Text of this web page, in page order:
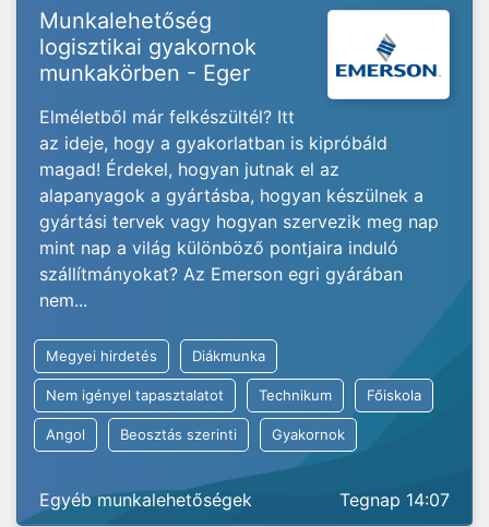
Munkalehetőség
logisztikai gyakornok
munkakörben - Eger
Elméletből már felkészültél? Itt
az ideje, hogy a gyakorlatban is kipróbáld
magad! Érdekel, hogyan jutnak el az
alapanyagok a gyártásba, hogyan készülnek a
gyártási tervek vagy hogyan szervezik meg nap
mint nap a világ különböző pontjaira induló
szállítmányokat? Az Emerson egri gyárában
nem...
Megyei hirdetés Diákmunka
Nem igényel tapasztalatot Technikum Főiskola
Angol Beosztás szerinti Gyakornok
Egyéb munkalehetőségek Tegnap 14:07